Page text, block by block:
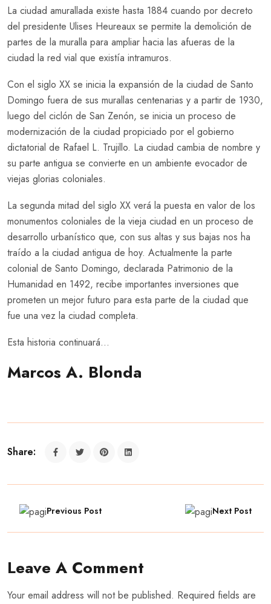
La ciudad amurallada existe hasta 1884 cuando por decreto
del presidente Ulises Heureaux se permite la demolición de
partes de la muralla para ampliar hacia las afueras de la
ciudad la red vial que existía intramuros.
Con el siglo XX se inicia la expansión de la ciudad de Santo
Domingo fuera de sus murallas centenarias y a partir de 1930,
luego del ciclón de San Zenón, se inicia un proceso de
modernización de la ciudad propiciado por el gobierno
dictatorial de Rafael L. Trujillo. La ciudad cambia de nombre y
su parte antigua se convierte en un ambiente evocador de
viejas glorias coloniales.
La segunda mitad del siglo XX verá la puesta en valor de los
monumentos coloniales de la vieja ciudad en un proceso de
desarrollo urbanístico que, con sus altas y sus bajas nos ha
traído a la ciudad antigua de hoy. Actualmente la parte
colonial de Santo Domingo, declarada Patrimonio de la
Humanidad en 1492, recibe importantes inversiones que
prometen un mejor futuro para esta parte de la ciudad que
fue una vez la ciudad completa.
Esta historia continuará…
Marcos A. Blonda
Share:
Previous Post Next Post
Leave A Comment
Your email address will not be published. Required fields are